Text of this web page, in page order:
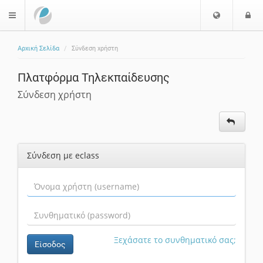
$langMenu
Επιλογή
Αρχική Σελίδα Σύνδεση χρήστη
Πλατφόρμα Τηλεκπαίδευσης
Σύνδεση χρήστη
Σύνδεση με eclass
Είσοδος Ξεχάσατε το συνθηματικό σας;